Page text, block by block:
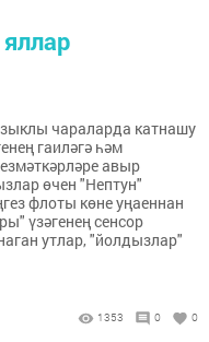
чараларда катнашу
гаиләгә һәм
авыр
өчен "Нептун"
флоты көне уңаеннан
үзәгенең сенсор
утлар, "йолдызлар"
1353 0 0